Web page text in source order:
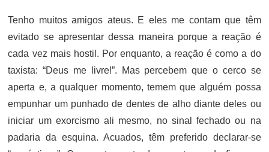
Tenho muitos amigos ateus. E eles me contam que têm
evitado se apresentar dessa maneira porque a reação é
cada vez mais hostil. Por enquanto, a reação é como a do
taxista: “Deus me livre!”. Mas percebem que o cerco se
aperta e, a qualquer momento, temem que alguém possa
empunhar um punhado de dentes de alho diante deles ou
iniciar um exorcismo ali mesmo, no sinal fechado ou na
padaria da esquina. Acuados, têm preferido declarar-se